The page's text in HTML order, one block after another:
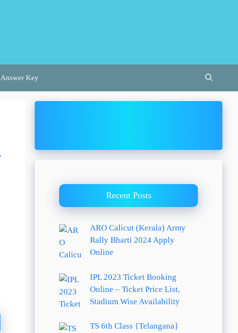
Answer Key
Recent Posts
ARO Calicut (Kerala) Army
Rally Bharti 2024 Apply
Online
IPL 2023 Ticket Booking
Online – Ticket Price List,
Stadium Wise Availability
TS 6th Class {Telangana}